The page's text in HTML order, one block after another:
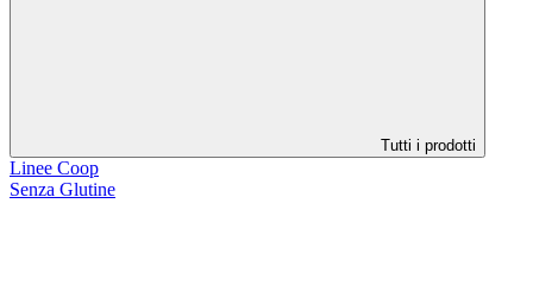
Tutti i prodotti
Linee Coop
Senza Glutine